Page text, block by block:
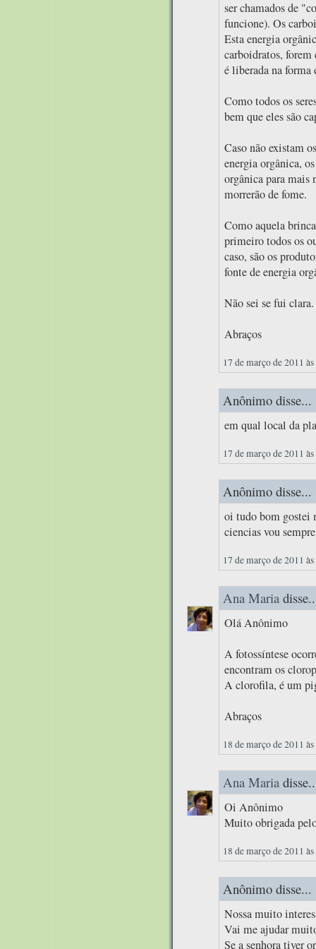
ser chamados de
funcione). Os
Esta energia
carboidratos,
é liberada na
Como todos os
bem que eles são
Caso não existam
energia orgânica,
orgânica para mais
morrerão de fome.
Como aquela
primeiro todos os
caso, são os
fonte de energia
Não sei se fui
Abraços
17 de março de 2011
Anônimo disse...
em qual local da
17 de março de 2011
Anônimo disse...
oi tudo bom gostei
ciencias vou
17 de março de 2011
Ana Maria
Olá Anônimo
A fotossíntese
encontram os
A clorofila, é um
Abraços
18 de março de 2011
Ana Maria
Oi Anônimo
Muito obrigada
18 de março de 2011
Anônimo disse...
Nossa muito
Vai me ajudar
Se a senhora tiver